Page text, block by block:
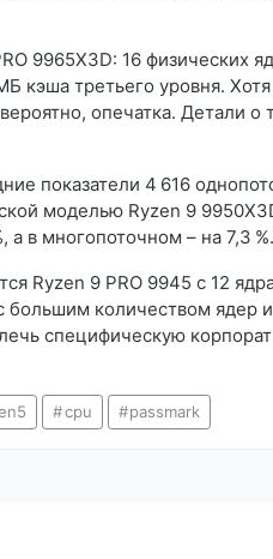
9965X3D: 16 физических
кэша третьего уровня.
опечатка. Детали о
показатели 4 616
моделью Ryzen 9
в многопоточном – на 7,3 %.
Ryzen 9 PRO 9945 с 12
большим количеством ядер
специфическую
cpu passmark